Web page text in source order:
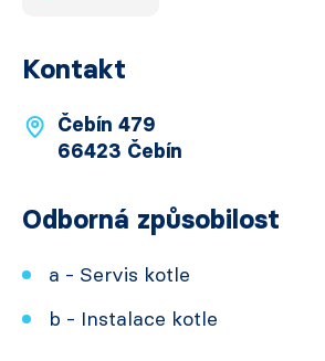
Kontakt
Čebín 479
66423 Čebín
Odborná způsobilost
a - Servis kotle
b - Instalace kotle